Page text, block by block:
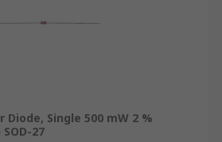
Diode, Single 500 mW 2 %
27